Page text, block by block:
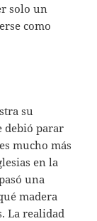
solo un
como
su
debió parar
mucho más
en la
una
madera
La realidad